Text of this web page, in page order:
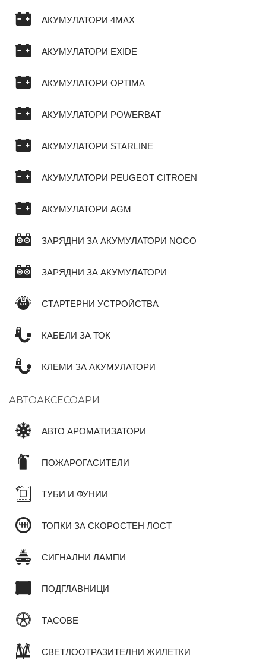
АКУМУЛАТОРИ 4MAX
АКУМУЛАТОРИ EXIDE
АКУМУЛАТОРИ OPTIMA
АКУМУЛАТОРИ POWERBAT
АКУМУЛАТОРИ STARLINE
АКУМУЛАТОРИ PEUGEOT CITROEN
АКУМУЛАТОРИ AGM
ЗАРЯДНИ ЗА АКУМУЛАТОРИ NOCO
ЗАРЯДНИ ЗА АКУМУЛАТОРИ
СТАРТЕРНИ УСТРОЙСТВА
КАБЕЛИ ЗА ТОК
КЛЕМИ ЗА АКУМУЛАТОРИ
АВТОАКСЕСОАРИ
АВТО АРОМАТИЗАТОРИ
ПОЖАРОГАСИТЕЛИ
ТУБИ И ФУНИИ
ТОПКИ ЗА СКОРОСТЕН ЛОСТ
СИГНАЛНИ ЛАМПИ
ПОДГЛАВНИЦИ
ТАСОВЕ
СВЕТЛООТРАЗИТЕЛНИ ЖИЛЕТКИ